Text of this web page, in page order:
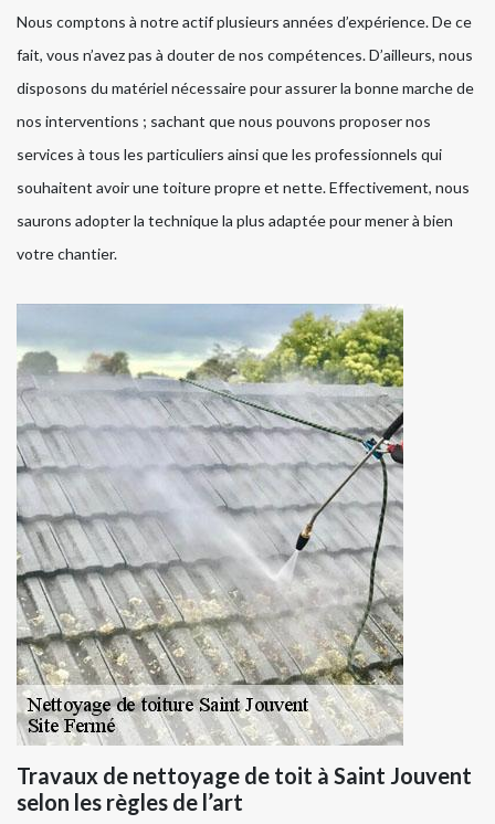
Nous comptons à notre actif plusieurs années d’expérience. De ce
fait, vous n’avez pas à douter de nos compétences. D’ailleurs, nous
disposons du matériel nécessaire pour assurer la bonne marche de
nos interventions ; sachant que nous pouvons proposer nos
services à tous les particuliers ainsi que les professionnels qui
souhaitent avoir une toiture propre et nette. Effectivement, nous
saurons adopter la technique la plus adaptée pour mener à bien
votre chantier.
Travaux de nettoyage de toit à Saint Jouvent
selon les règles de l’art